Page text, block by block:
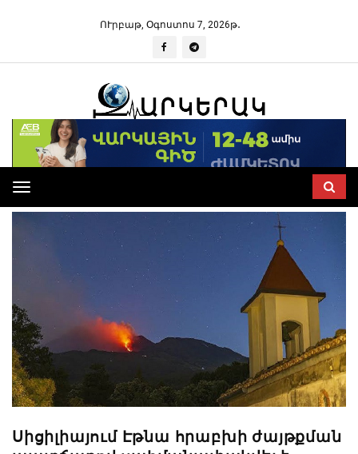
ՈՒրբաթ, Օգոստոս 7, 2026թ․
Toggle
navigation
Սիցիլիայում Էթնա հրաբխի ժայթքման